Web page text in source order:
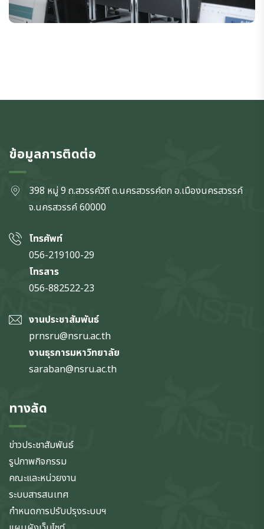
ข้อมูลการติดต่อ
398 หมู่ 9 ถ.สวรรค์วิถี ต.นครสวรรค์ตก อ.เมืองนครสวรรค์
จ.นครสวรรค์60000
โทรศัพท์
056-219100-29
โทรสาร
056-882522-23
งานประชาสัมพันธ์
prnsru@nsru.ac.th
งานธุรการมหาวิทยาลัย
saraban@nsru.ac.th
ทางลัด
ข่าวประชาสัมพันธ์
รูปภาพกิจกรรม
คณะและหน่วยงาน
ระบบสารสนเทศ
กำหนดการปรับปรุงระบบฯ